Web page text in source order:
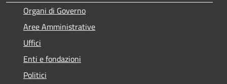
Organi di Governo
Aree Amministrative
Uffici
Enti e fondazioni
Politici